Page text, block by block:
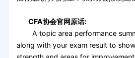
CFA协会官网原话:
A topic area performance
along with your exam result to